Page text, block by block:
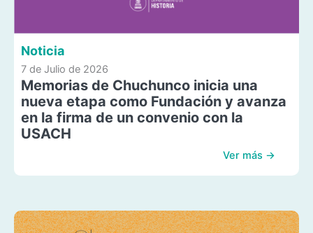
Noticia
7 de Julio de 2026
Memorias de Chuchunco inicia una
nueva etapa como Fundación y avanza
en la firma de un convenio con la
USACH
Ver más →